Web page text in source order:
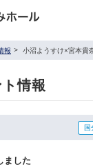
報 小沼ようすけ×宮本貴
情報
国
ました